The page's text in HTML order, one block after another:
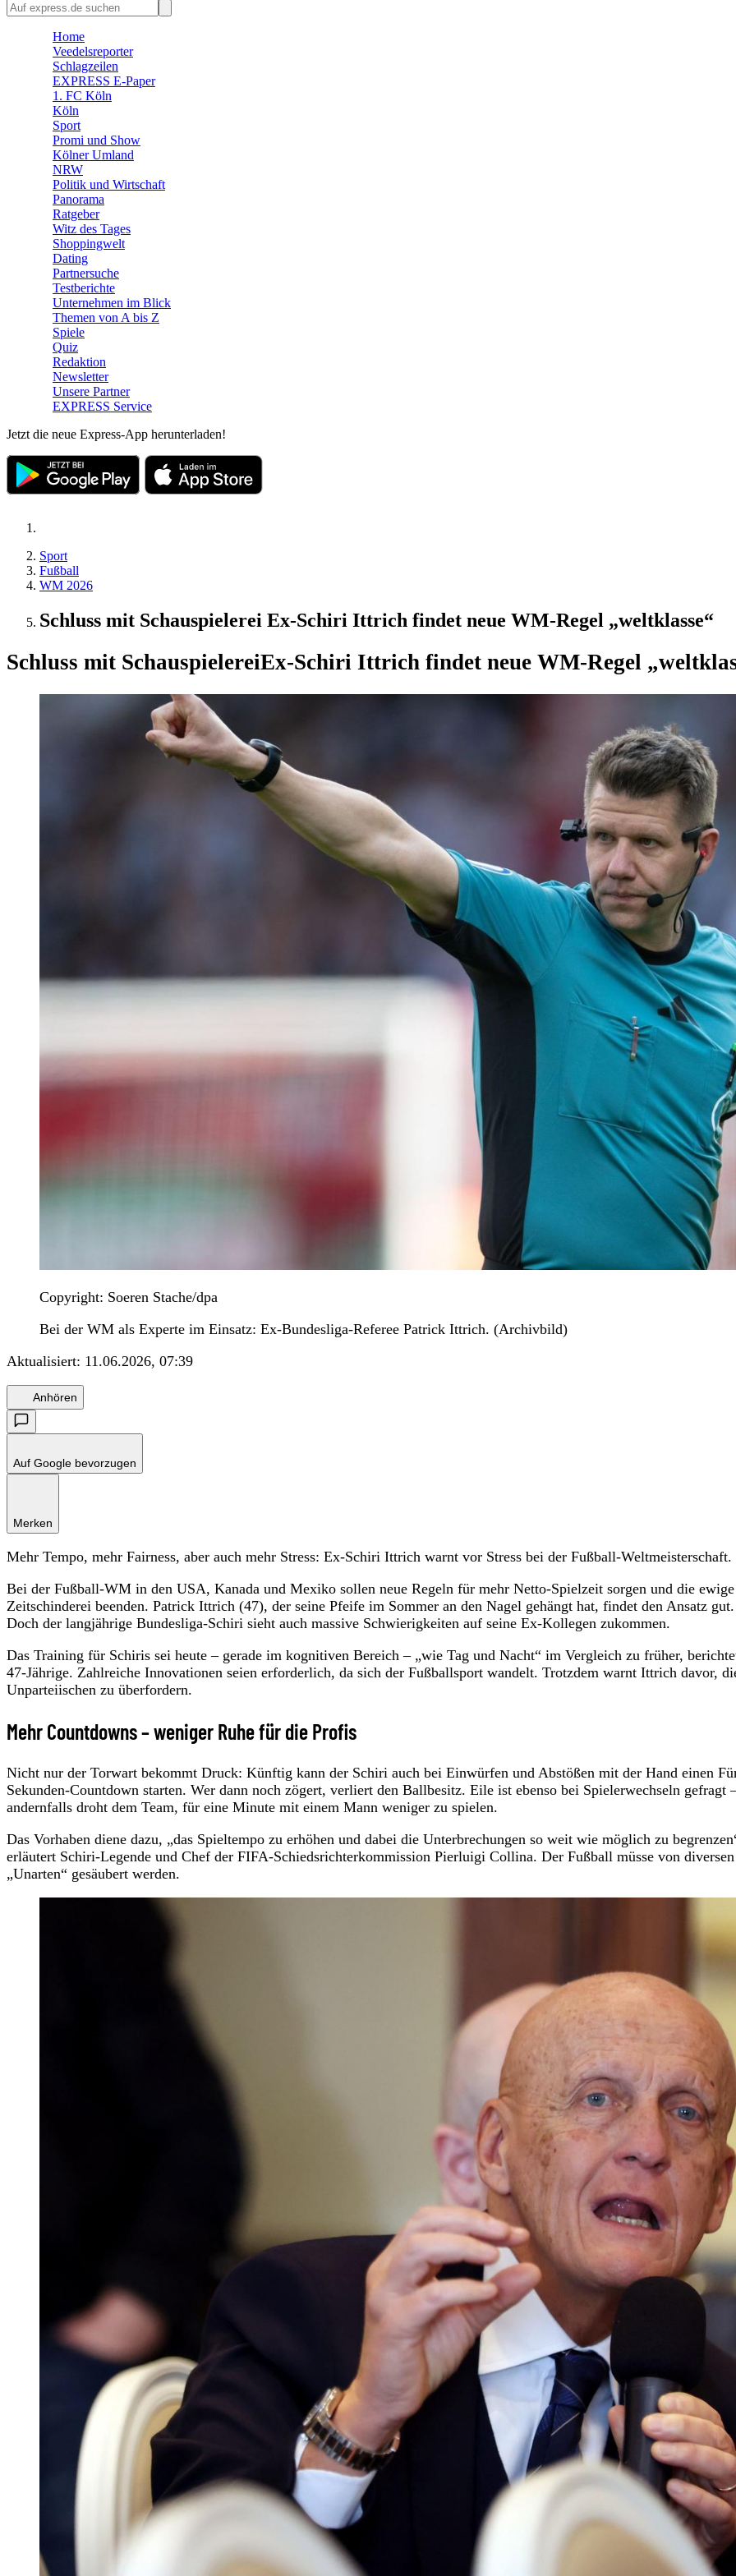
🛒 Shoppingwelt
Home
Veedelsreporter
Schlagzeilen
EXPRESS E-Paper
1. FC Köln
Köln
Sport
Promi und Show
Kölner Umland
NRW
Politik und Wirtschaft
Panorama
Ratgeber
Witz des Tages
Shoppingwelt
Dating
Partnersuche
Testberichte
Unternehmen im Blick
Themen von A bis Z
Spiele
Quiz
Redaktion
Newsletter
Unsere Partner
EXPRESS Service
Jetzt die neue Express-App herunterladen!
Sport
Fußball
WM 2026
Schluss mit Schauspielerei Ex-Schiri Ittrich findet neue WM-Regel „weltklasse“
Schluss mit SchauspielereiEx-Schiri Ittrich findet neue WM-Regel
Copyright: Soeren Stache/dpa
Bei der WM als Experte im Einsatz: Ex-Bundesliga-Referee Patrick Ittrich. (Archivbild)
Aktualisiert: 11.06.2026, 07:39
Anhören
Auf Google bevorzugen
Merken
Mehr Tempo, mehr Fairness, aber auch mehr Stress: Ex-Schiri Ittrich warnt vor Stress bei der Fußball-Weltmeisterschaft.
Bei der Fußball-WM in den USA, Kanada und Mexiko sollen neue Regeln für mehr Netto-Spielzeit sorgen und die ewige
Zeitschinderei beenden. Patrick Ittrich (47), der seine Pfeife im Sommer an den Nagel gehängt hat, findet den Ansatz gut.
Doch der langjährige Bundesliga-Schiri sieht auch massive Schwierigkeiten auf seine Ex-Kollegen zukommen.
Das Training für Schiris sei heute – gerade im kognitiven Bereich – „wie Tag und Nacht“ im Vergleich zu früher,
47-Jährige. Zahlreiche Innovationen seien erforderlich, da sich der Fußballsport wandelt. Trotzdem warnt Ittrich davor,
Unparteiischen zu überfordern.
Mehr Countdowns – weniger Ruhe für die Profis
Nicht nur der Torwart bekommt Druck: Künftig kann der Schiri auch bei Einwürfen und Abstößen mit der Hand einen
Sekunden-Countdown starten. Wer dann noch zögert, verliert den Ballbesitz. Eile ist ebenso bei Spielerwechseln gefragt
andernfalls droht dem Team, für eine Minute mit einem Mann weniger zu spielen.
Das Vorhaben diene dazu, „das Spieltempo zu erhöhen und dabei die Unterbrechungen so weit wie möglich zu
erläutert Schiri-Legende und Chef der FIFA-Schiedsrichterkommission Pierluigi Collina. Der Fußball müsse von diversen
„Unarten“ gesäubert werden.